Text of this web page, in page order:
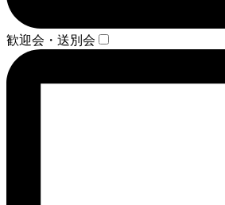
歓迎会・送別会